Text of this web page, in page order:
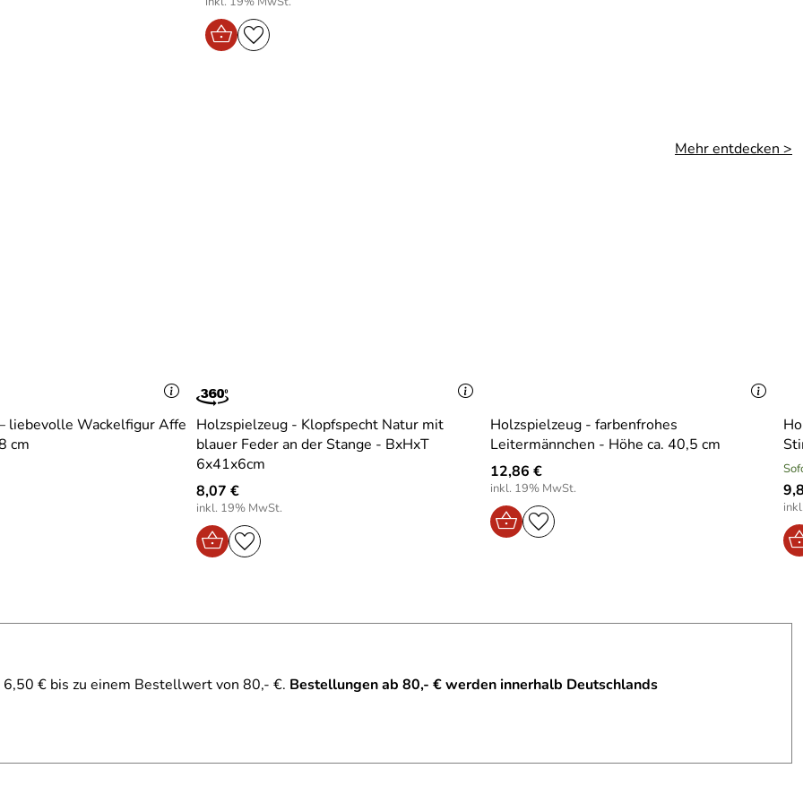
Mehr entdecken >
liebevolle Wackelfigur Affe
cm
Holzspielzeug - Klopfspecht Natur mit
blauer Feder an der Stange - BxHxT
6x41x6cm
8,07 €
inkl. 19% MwSt.
Holzspielzeug - farbenfrohes
Leitermännchen - Höhe ca. 40,5 cm
12,86 €
inkl. 19% MwSt.
€ bis zu einem Bestellwert von 80,- €. Bestellungen ab 80,- € werden innerhalb Deutschlands